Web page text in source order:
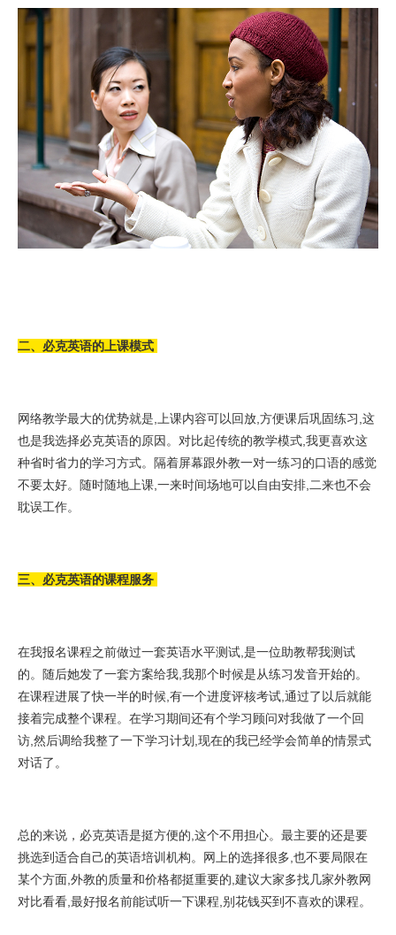
二、必克英语的上课模式
网络教学最大的优势就是,上课内容可以回放,方便课后巩固练习,这
也是我选择必克英语的原因。对比起传统的教学模式,我更喜欢这
种省时省力的学习方式。隔着屏幕跟外教一对一练习的口语的感觉
不要太好。随时随地上课,一来时间场地可以自由安排,二来也不会
耽误工作。
三、必克英语的课程服务
在我报名课程之前做过一套英语水平测试,是一位助教帮我测试
的。随后她发了一套方案给我,我那个时候是从练习发音开始的。
在课程进展了快一半的时候,有一个进度评核考试,通过了以后就能
接着完成整个课程。在学习期间还有个学习顾问对我做了一个回
访,然后调给我整了一下学习计划,现在的我已经学会简单的情景式
对话了。
总的来说，必克英语是挺方便的,这个不用担心。最主要的还是要
挑选到适合自己的英语培训机构。网上的选择很多,也不要局限在
某个方面,外教的质量和价格都挺重要的,建议大家多找几家外教网
对比看看,最好报名前能试听一下课程,别花钱买到不喜欢的课程。